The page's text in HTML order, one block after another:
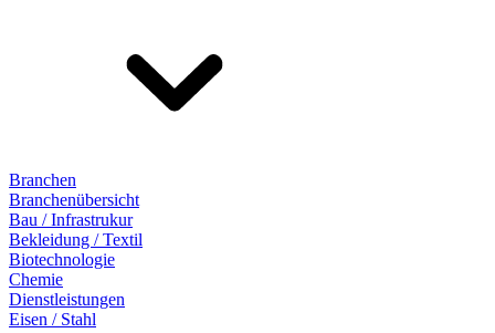
Branchen
Branchenübersicht
Bau / Infrastrukur
Bekleidung / Textil
Biotechnologie
Chemie
Dienstleistungen
Eisen / Stahl